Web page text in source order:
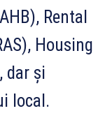
Rental
Housing
dar și
local.